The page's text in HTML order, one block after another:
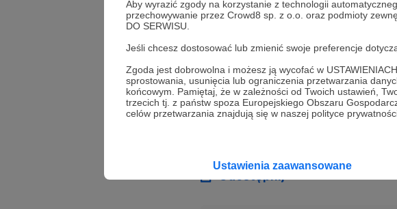
Aby wyrazić zgody na korzystanie z technologii
przechowywanie przez Crowd8 sp. z o.o. oraz podmioty
DO SERWISU.
Jeśli chcesz dostosować lub zmienić swoje preferencje
Zgoda jest dobrowolna i możesz ją wycofać w
sprostowania, usunięcia lub ograniczenia przetwarzania
końcowym. Pamiętaj, że w zależności od Twoich ustawień,
trzecich tj. z państw spoza Europejskiego Obszaru
celów przetwarzania znajdują się w naszej polityce
Ustawienia zaawansowane
wydanej w 2016 roku,
lądem a morzem. O wojnie i
prologiem" z roku 2019.
Udostępnij